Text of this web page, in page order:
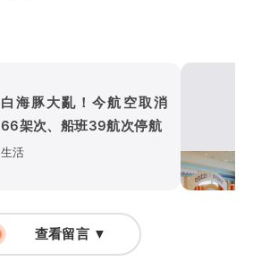
白海豚大亂！今航空取消
66架次、船班39航次停航
生活
查看留言 ▼